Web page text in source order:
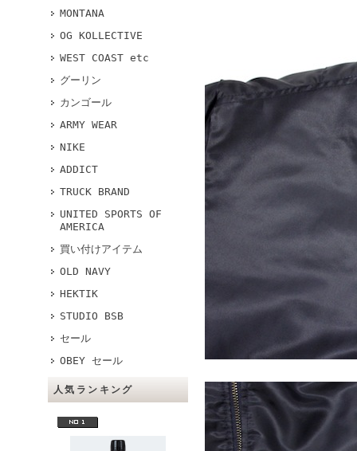
MONTANA
OG KOLLECTIVE
WEST COAST etc
グーリン
カンゴール
ARMY WEAR
NIKE
ADDICT
TRUCK BRAND
UNITED SPORTS OF
AMERICA
買い付けアイテム
OLD NAVY
HEKTIK
STUDIO BSB
セール
OBEY セール
人気ランキング